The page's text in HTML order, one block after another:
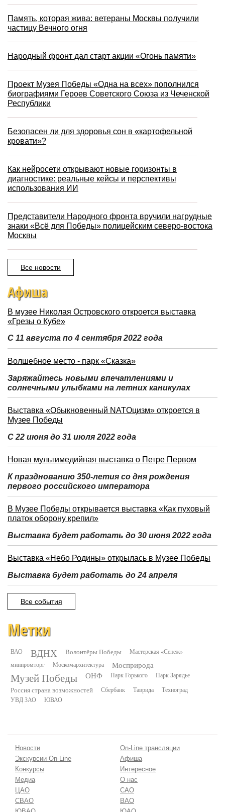
Память, которая жива: ветераны Москвы получили
частицу Вечного огня
Народный фронт дал старт акции «Огонь памяти»
Проект Музея Победы «Одна на всех» пополнился
биографиями Героев Советского Союза из Чеченской
Республики
Безопасен ли для здоровья сон в «картофельной
кровати»?
Как нейросети открывают новые горизонты в
диагностике: реальные кейсы и перспективы
использования ИИ
Представители Народного фронта вручили нагрудные
знаки «Всё для Победы» полицейским северо-востока
Москвы
Все новости
Афиша
В музее Николая Островского откроется выставка
«Грезы о Кубе»
С 11 августа по 4 сентября 2022 года
Волшебное место - парк «Сказка»
Заряжайтесь новыми впечатлениями и
солнечными улыбками на летних каникулах
Выставка «Обыкновенный NATOцизм» откроется в
Музее Победы
С 22 июня до 31 июля 2022 года
Новая мультимедийная выставка о Петре Первом
К празднованию 350-летия со дня рождения
первого российского императора
В Музее Победы открывается выставка «Как пуховый
платок оборону крепил»
Выставка будет работать до 30 июня 2022 года
Выставка «Небо Родины» открылась в Музее Победы
Выставка будет работать до 24 апреля
Все события
Метки
ВАО ВДНХ Волонтёры Победы
Мастерская «Сенеж»
минпромторг
Москомархитектура Мосприрода
Музей Победы ОНФ Парк Горького Парк Зарядье
Россия страна возможностей Сбербанк Таврида
Техноград
УВД ЗАО
ЮВАО
Новости
On-Line трансляции
Экскурсии On-Line
Афиша
Конкурсы
Интересное
Медиа
О нас
ЦАО
САО
СВАО
ВАО